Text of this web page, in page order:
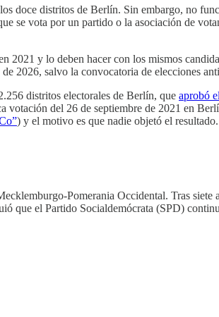
doce distritos de Berlín. Sin embargo, no
se vota por un partido o la asociación de
2021 y lo deben hacer con los mismos
2026, salvo la convocatoria de elecciones
distritos electorales de Berlín, que aprobó
del 26 de septiembre de 2021 en
) y el motivo es que nadie objetó el resultado.
Pomerania Occidental. Tras
que el Partido Socialdemócrata (SPD)